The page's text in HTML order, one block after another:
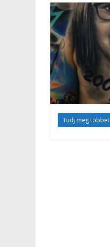
Tudj meg többet